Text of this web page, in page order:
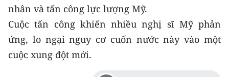
BẠN ĐỌC
KIỂM CHỨNG THÔNG TIN
TRI THỨC CHUYÊN SÂU
nhân và tấn công lực lượng Mỹ.
Cuộc tấn công khiến nhiều nghị sĩ Mỹ phản
ứng, lo ngại nguy cơ cuốn nước này vào một
cuộc xung đột mới.